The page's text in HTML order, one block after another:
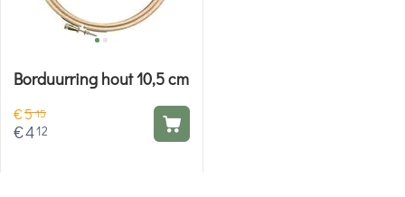
Borduurring hout 10,5 cm
€515
€412